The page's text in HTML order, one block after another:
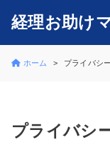
経理お助け
ホーム プライバシ
プライバシ